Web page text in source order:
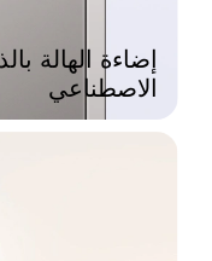
الاصطناعي